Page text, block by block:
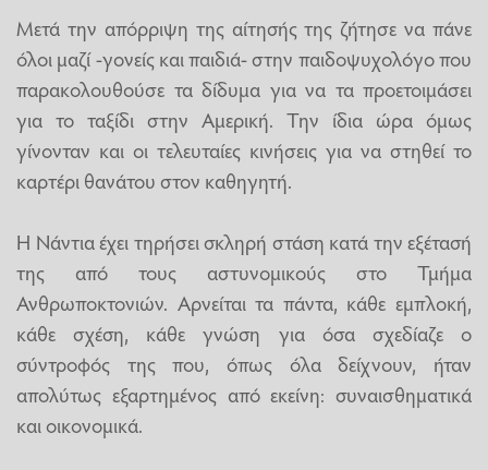
Μετά την απόρριψη της αίτησής της ζήτησε να πάνε
όλοι μαζί -γονείς και παιδιά- στην παιδοψυχολόγο που
παρακολουθούσε τα δίδυμα για να τα προετοιμάσει
για το ταξίδι στην Αμερική. Την ίδια ώρα όμως
γίνονταν και οι τελευταίες κινήσεις για να στηθεί το
καρτέρι θανάτου στον καθηγητή.
Η Νάντια έχει τηρήσει σκληρή στάση κατά την εξέτασή
της από τους αστυνομικούς στο Τμήμα
Ανθρωποκτονιών. Αρνείται τα πάντα, κάθε εμπλοκή,
κάθε σχέση, κάθε γνώση για όσα σχεδίαζε ο
σύντροφός της που, όπως όλα δείχνουν, ήταν
απολύτως εξαρτημένος από εκείνη: συναισθηματικά
και οικονομικά.